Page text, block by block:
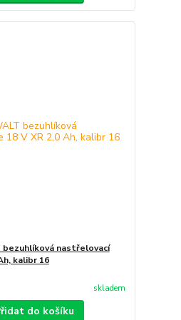
bezuhlíková nastřelovací
kalibr 16
skladem
do košíku